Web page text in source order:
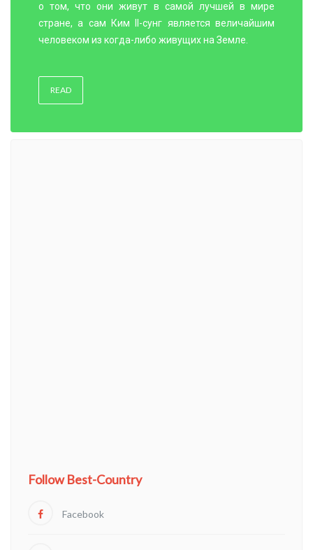
о том, что они живут в самой лучшей в мире
стране, а сам Ким II-сунг является величайшим
человеком из когда-либо живущих на Земле.
READ
Follow Best-Country
Facebook